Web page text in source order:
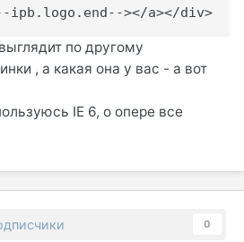
></a></div>
по другому
, а какая она у вас - а вот
IE 6, о опере все
0